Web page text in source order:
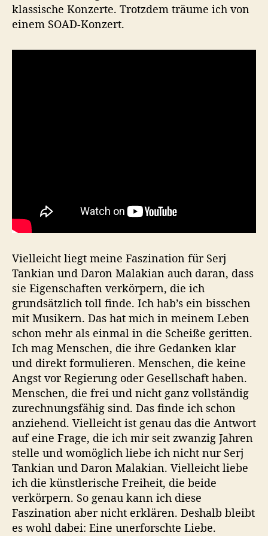
klassische Konzerte. Trotzdem träume ich von
einem SOAD-Konzert.
Vielleicht liegt meine Faszination für Serj
Tankian und Daron Malakian auch daran, dass
sie Eigenschaften verkörpern, die ich
grundsätzlich toll finde. Ich hab’s ein bisschen
mit Musikern. Das hat mich in meinem Leben
schon mehr als einmal in die Scheiße geritten.
Ich mag Menschen, die ihre Gedanken klar
und direkt formulieren. Menschen, die keine
Angst vor Regierung oder Gesellschaft haben.
Menschen, die frei und nicht ganz vollständig
zurechnungsfähig sind. Das finde ich schon
anziehend. Vielleicht ist genau das die Antwort
auf eine Frage, die ich mir seit zwanzig Jahren
stelle und womöglich liebe ich nicht nur Serj
Tankian und Daron Malakian. Vielleicht liebe
ich die künstlerische Freiheit, die beide
verkörpern. So genau kann ich diese
Faszination aber nicht erklären. Deshalb bleibt
es wohl dabei: Eine unerforschte Liebe.